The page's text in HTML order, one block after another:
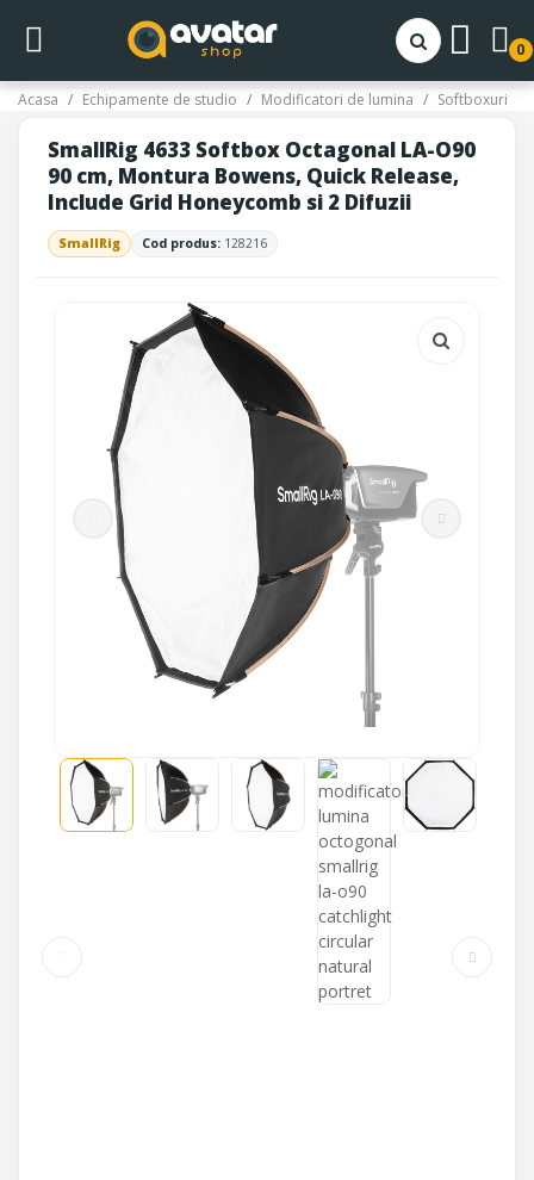
0
Acasa Echipamente de studio Modificatori de lumina Softboxuri
SmallRig 4633 Softbox Octagonal LA-O90
90 cm, Montura Bowens, Quick Release,
Include Grid Honeycomb si 2 Difuzii
SmallRig Cod produs: 128216